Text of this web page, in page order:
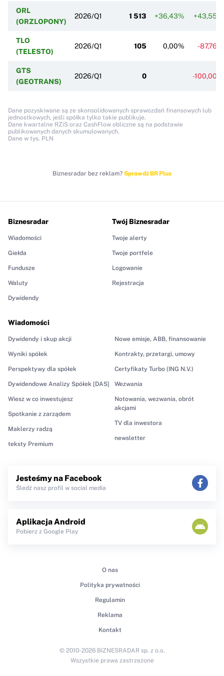
ORL
(ORZLOPONY)
2026/Q1 1 513 +36,43% +43,55%
TLO
(TELESTO)
2026/Q1 105 0,00% -87,76%
GTS
(GEOTRANS)
2026/Q1 0 -100,00%
Dane pozyskiwane są ze skonsolidowanych sprawozdań finansowych lub
jednostkowych, jeśli spółka tylko takie publikuje.
Dane kwartalne RZiS oraz CashFlow obliczne są na podstawie
publikowanych danych skumulowanych.
Dane w tys. PLN
Biznesradar bez reklam? Sprawdź BR Plus
Biznesradar
Wiadomości
Giełda
Fundusze
Waluty
Dywidendy
Wiadomości
Dywidendy i skup akcji
Wyniki spółek
Perspektywy dla spółek
Dywidendowe Analizy Spółek [DAS]
Wiesz w co inwestujesz
Spotkanie z zarządem
Maklerzy radzą
teksty Premium
Nowe emisje, ABB, finansowanie
Kontrakty, przetargi, umowy
Certyfikaty Turbo (ING N.V.)
Wezwania
Notowania, wezwania, obrót
akcjami
TV dla inwestora
newsletter
Twój Biznesradar
Twoje alerty
Twoje portfele
Logowanie
Rejestracja
Jesteśmy na Facebook
Śledź nasz profil w social media
Aplikacja Android
Pobierz z Google Play
O nas
Polityka prywatności
Regulamin
Reklama
Kontakt
© 2010-2026 BIZNESRADAR sp. z o.o.
Wszystkie prawa zastrzeżone